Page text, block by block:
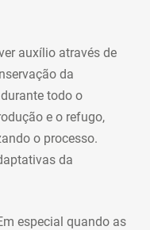
auxílio através de
da
todo o
e o refugo,
o processo.
da
especial quando as